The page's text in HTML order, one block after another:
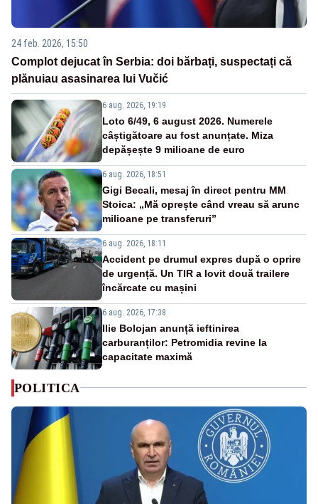
24 feb. 2026, 15:50
Complot dejucat în Serbia: doi bărbați, suspectați că
plănuiau asasinarea lui Vučić
6 aug. 2026, 19:19
Loto 6/49, 6 august 2026. Numerele
câștigătoare au fost anunțate. Miza
depășește 9 milioane de euro
6 aug. 2026, 18:51
Gigi Becali, mesaj în direct pentru MM
Stoica: „Mă oprește când vreau să arunc
milioane pe transferuri”
6 aug. 2026, 18:11
Accident pe drumul expres după o oprire
de urgență. Un TIR a lovit două trailere
încărcate cu mașini
6 aug. 2026, 17:38
Ilie Bolojan anunță ieftinirea
carburanților: Petromidia revine la
capacitate maximă
POLITICA